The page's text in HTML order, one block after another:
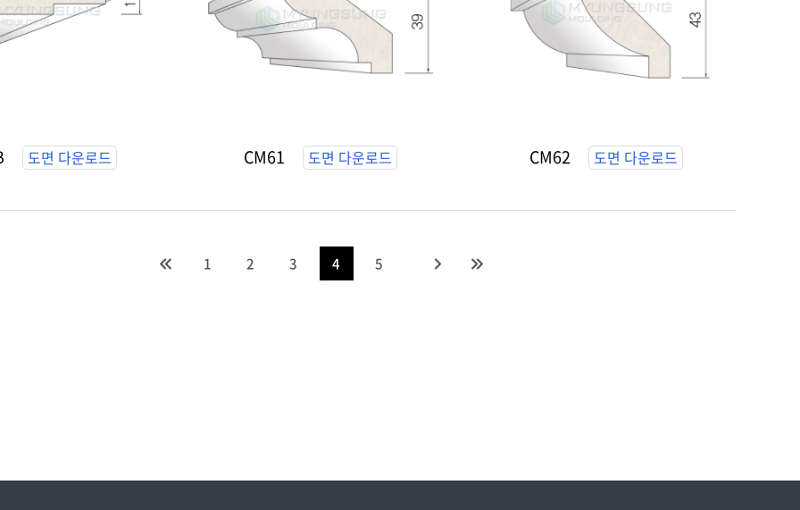
도면 다운로드 CM61 도면 다운로드 CM62 도면 다운로드
1 2 3 4 5